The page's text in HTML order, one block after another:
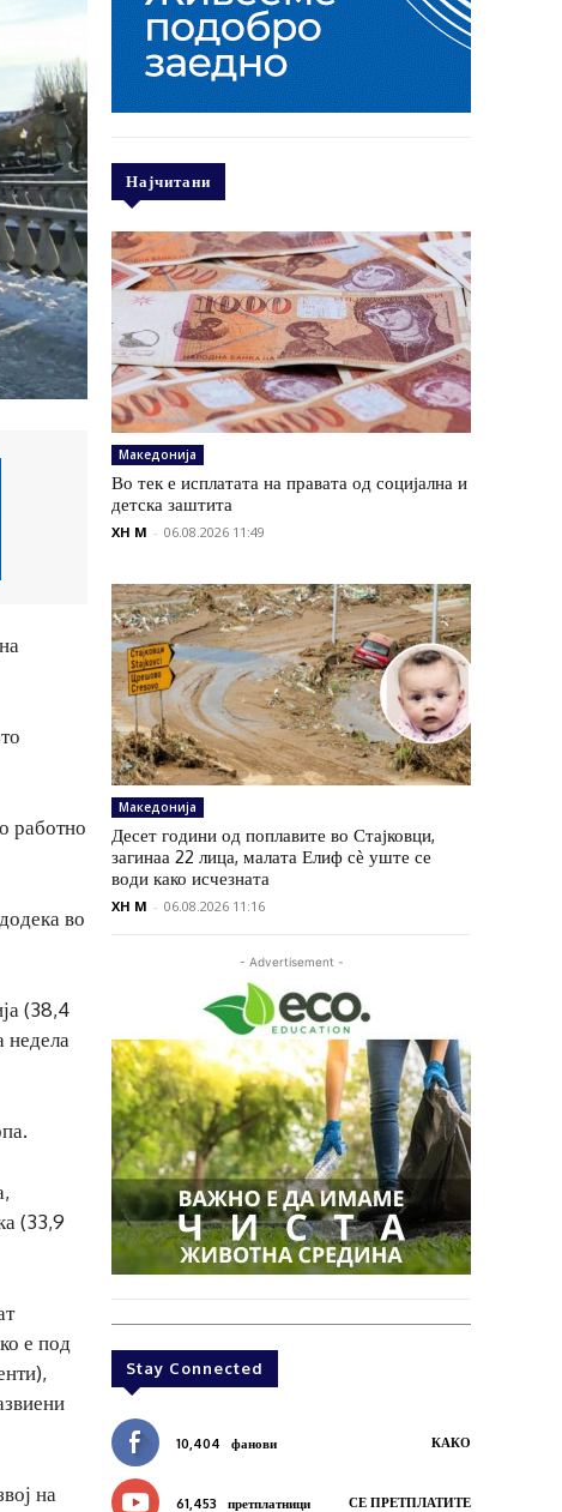
работно
во
(38,4
недела
(33,9
е под
на
Најчитани
Македонија
Во тек е исплатата на правата од социјална и
детска заштита
XH M - 06.08.2026 11:49
Македонија
Десет години од поплавите во Стајковци,
загинаа 22 лица, малата Елиф сѐ уште се
води како исчезната
XH M - 06.08.2026 11:16
- Advertisement -
Stay Connected
10,404 фанови КАКО
61,453 претплатници СЕ ПРЕТПЛАТИТЕ